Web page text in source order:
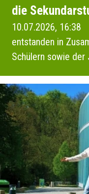
die
10.07.2026, 16:38
entstanden in
Schülern sowie der